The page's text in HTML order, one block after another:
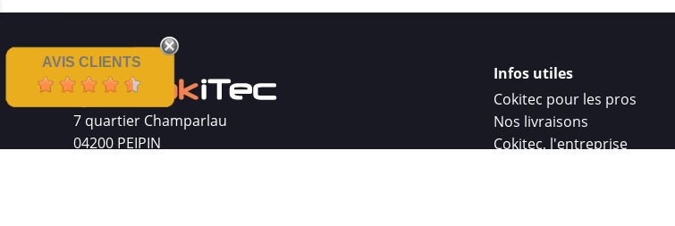
7 quartier Champarlau
04200 PEIPIN
Infos utiles
Cokitec pour les pros
Nos livraisons
Cokitec, l'entreprise
AVIS CLIENTS